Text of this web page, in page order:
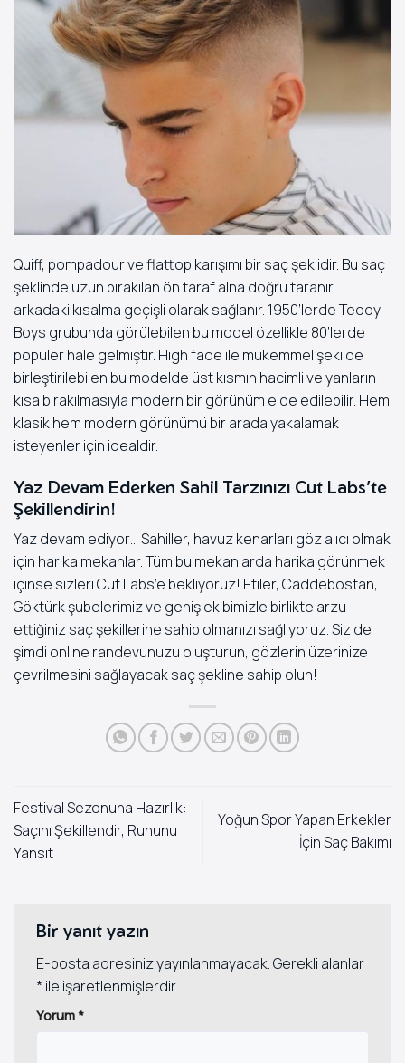
Quiff, pompadour ve flattop karışımı bir saç şeklidir. Bu saç
şeklinde uzun bırakılan ön taraf alna doğru taranır
arkadaki kısalma geçişli olarak sağlanır. 1950’lerde Teddy
Boys grubunda görülebilen bu model özellikle 80’lerde
popüler hale gelmiştir. High fade ile mükemmel şekilde
birleştirilebilen bu modelde üst kısmın hacimli ve yanların
kısa bırakılmasıyla modern bir görünüm elde edilebilir. Hem
klasik hem modern görünümü bir arada yakalamak
isteyenler için idealdir.
Yaz Devam Ederken Sahil Tarzınızı Cut Labs’te
Şekillendirin!
Yaz devam ediyor… Sahiller, havuz kenarları göz alıcı olmak
için harika mekanlar. Tüm bu mekanlarda harika görünmek
içinse sizleri Cut Labs’e bekliyoruz! Etiler, Caddebostan,
Göktürk şubelerimiz ve geniş ekibimizle birlikte arzu
ettiğiniz saç şekillerine sahip olmanızı sağlıyoruz. Siz de
şimdi online randevunuzu oluşturun, gözlerin üzerinize
çevrilmesini sağlayacak saç şekline sahip olun!
Festival Sezonuna Hazırlık:
Saçını Şekillendir, Ruhunu
Yansıt
Yoğun Spor Yapan Erkekler
İçin Saç Bakımı
Bir yanıt yazın
E-posta adresiniz yayınlanmayacak.Gerekli alanlar
* ile işaretlenmişlerdir
Yorum*